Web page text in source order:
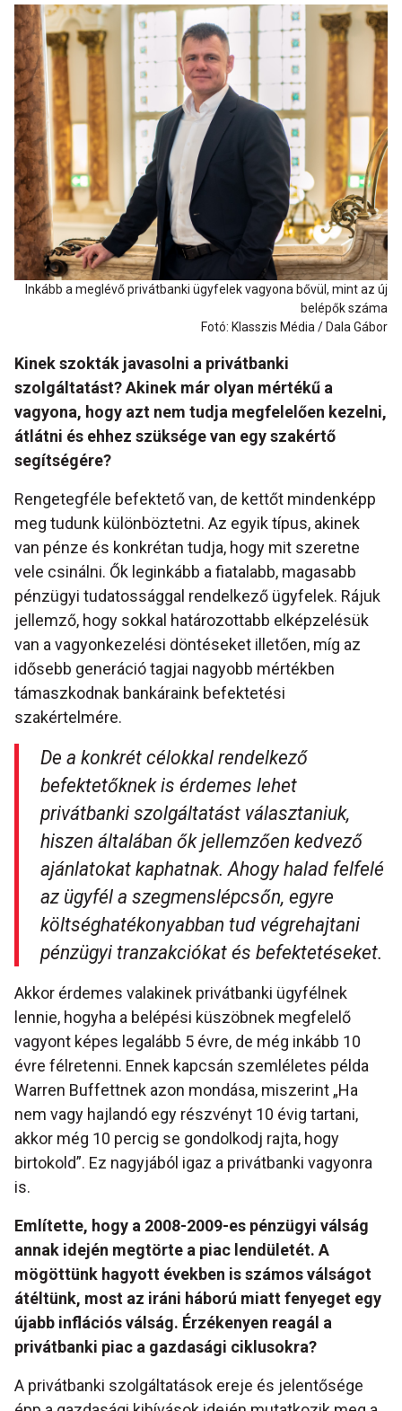
Inkább a meglévő privátbanki ügyfelek vagyona bővül, mint az új
belépők száma
Fotó: Klasszis Média / Dala Gábor
Kinek szokták javasolni a privátbanki
szolgáltatást? Akinek már olyan mértékű a
vagyona, hogy azt nem tudja megfelelően kezelni,
átlátni és ehhez szüksége van egy szakértő
segítségére?
Rengetegféle befektető van, de kettőt mindenképp
meg tudunk különböztetni. Az egyik típus, akinek
van pénze és konkrétan tudja, hogy mit szeretne
vele csinálni. Ők leginkább a fiatalabb, magasabb
pénzügyi tudatossággal rendelkező ügyfelek. Rájuk
jellemző, hogy sokkal határozottabb elképzelésük
van a vagyonkezelési döntéseket illetően, míg az
idősebb generáció tagjai nagyobb mértékben
támaszkodnak bankáraink befektetési
szakértelmére.
De a konkrét célokkal rendelkező
befektetőknek is érdemes lehet
privátbanki szolgáltatást választaniuk,
hiszen általában ők jellemzően kedvező
ajánlatokat kaphatnak. Ahogy halad felfelé
az ügyfél a szegmenslépcsőn, egyre
költséghatékonyabban tud végrehajtani
pénzügyi tranzakciókat és befektetéseket.
Akkor érdemes valakinek privátbanki ügyfélnek
lennie, hogyha a belépési küszöbnek megfelelő
vagyont képes legalább 5 évre, de még inkább 10
évre félretenni. Ennek kapcsán szemléletes példa
Warren Buffettnek azon mondása, miszerint „Ha
nem vagy hajlandó egy részvényt 10 évig tartani,
akkor még 10 percig se gondolkodj rajta, hogy
birtokold”. Ez nagyjából igaz a privátbanki vagyonra
is.
Említette, hogy a 2008-2009-es pénzügyi válság
annak idején megtörte a piac lendületét. A
mögöttünk hagyott években is számos válságot
átéltünk, most az iráni háború miatt fenyeget egy
újabb inflációs válság. Érzékenyen reagál a
privátbanki piac a gazdasági ciklusokra?
A privátbanki szolgáltatások ereje és jelentősége